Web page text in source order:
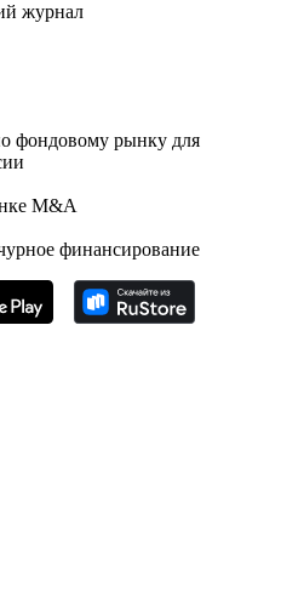
журнал
фондовому рынку для
M&A
финансирование